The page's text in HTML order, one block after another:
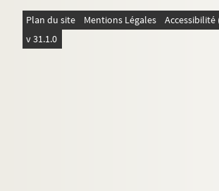
Plan du site Mentions Légales
v 31.1.0